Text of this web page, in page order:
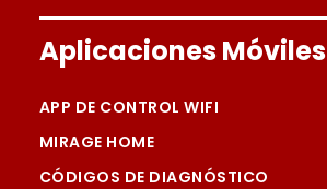
Aplicaciones Móviles
APP DE CONTROL WIFI
MIRAGE HOME
CÓDIGOS DE DIAGNÓSTICO